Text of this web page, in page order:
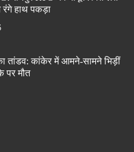
रंगे हाथ पकड़ा
तांडव: कांकेर में आमने-सामने भिड़ीं
पर मौत